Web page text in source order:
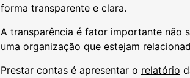
forma transparente e clara.
A transparência é fator importante não
uma organização que estejam
Prestar contas é apresentar o relatório